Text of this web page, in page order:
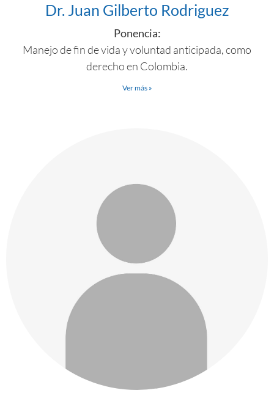
Dr. Juan Gilberto Rodriguez
Ponencia:
Manejo de fin de vida y voluntad anticipada, como
derecho en Colombia.
Ver más »